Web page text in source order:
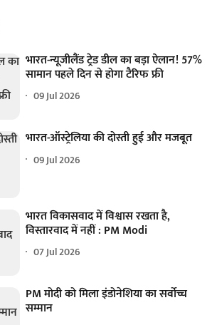
भारत-न्यूजीलैंड ट्रेड डील का बड़ा ऐलान! 57%
सामान पहले दिन से होगा टैरिफ फ्री
09 Jul 2026
भारत-ऑस्ट्रेलिया की दोस्ती हुई और मजबूत
09 Jul 2026
भारत विकासवाद में विश्वास रखता है,
विस्तारवाद में नहीं : PM Modi
07 Jul 2026
PM मोदी को मिला इंडोनेशिया का सर्वोच्च
सम्मान